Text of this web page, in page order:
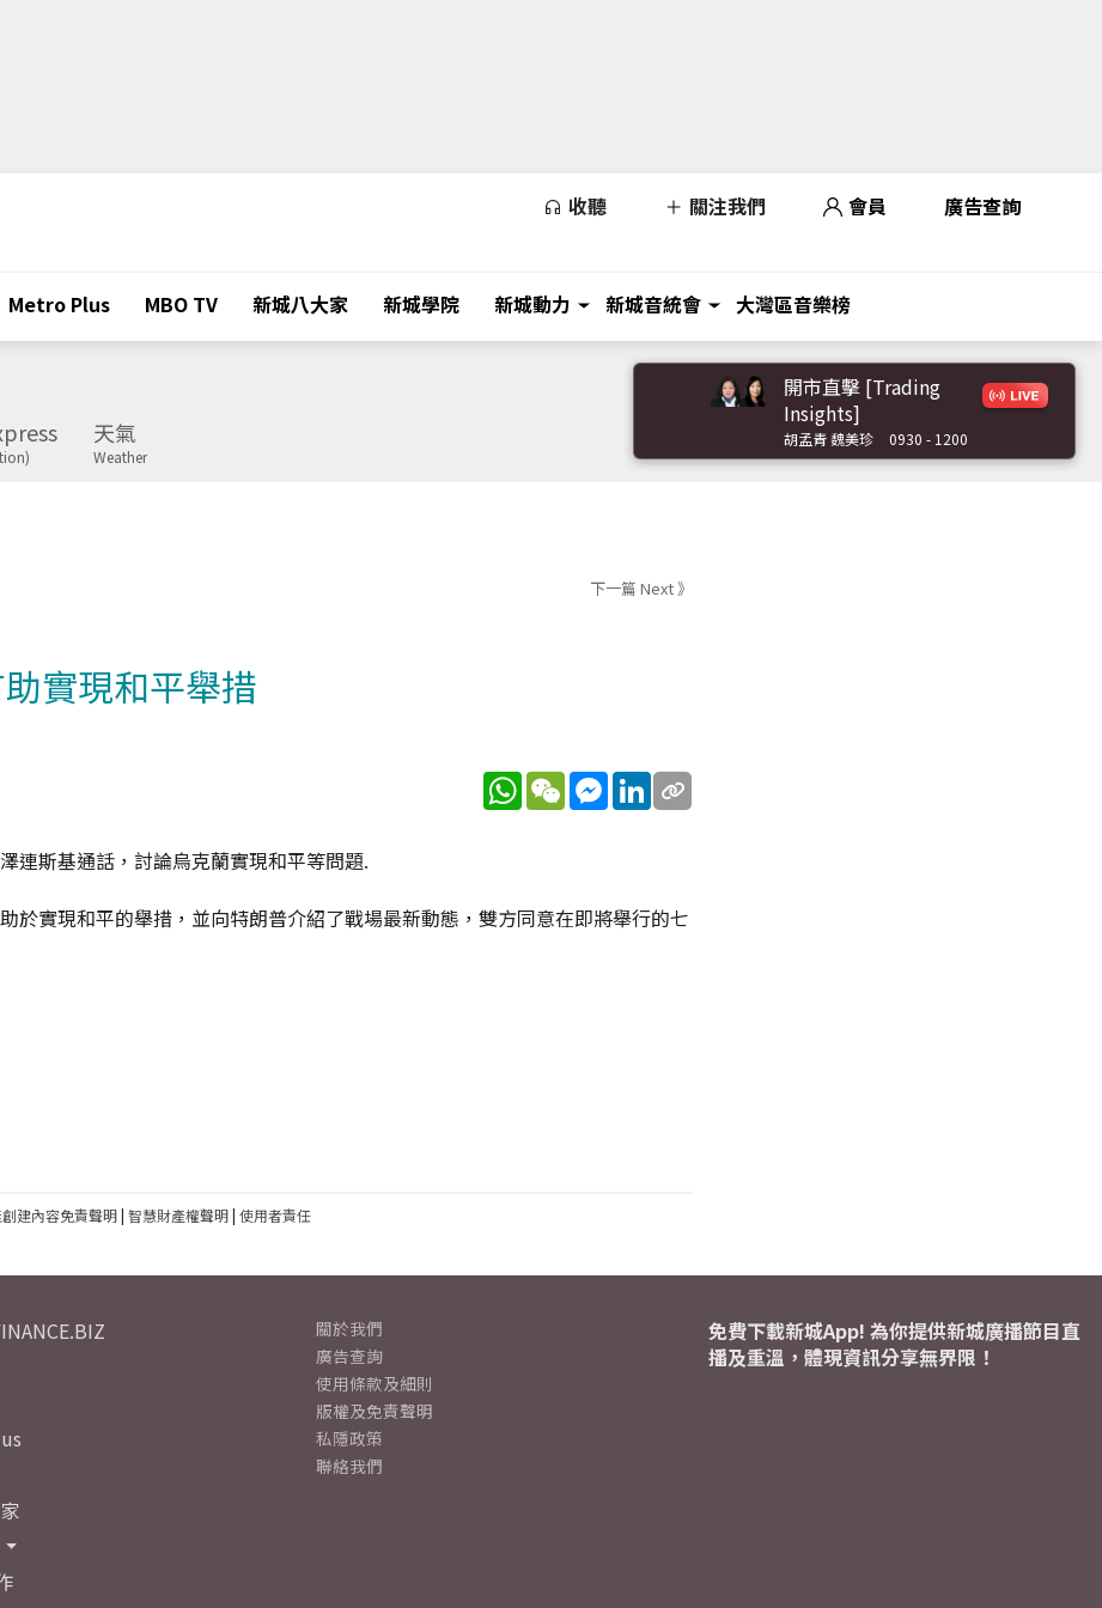
收聽 關注我們 會員 廣告查詢
Metro Plus MBO TV 新城八大家 新城學院 新城動力 新城音統會 大灣區音樂榜
天氣
Weather
開市直擊 [Trading
Insights]
胡孟青 魏美珍 0930 - 1200
下一篇 Next 》
實現和平舉措
WhatsApp
WeChatMessenger
LinkedIn
連斯基通話，討論烏克蘭實現和平等問題.
於實現和平的舉措，並向特朗普介紹了戰場最新動態，雙方同意在即將舉行的七
建內容免責聲明| 智慧財產權聲明| 使用者責任
關於我們
廣告查詢
使用條款及細則
版權及免責聲明
私隱政策
聯絡我們
免費下載新城App! 為你提供新城廣播節目直
播及重溫，體現資訊分享無界限！